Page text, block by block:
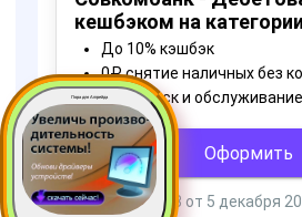
Пора для Апгрейда